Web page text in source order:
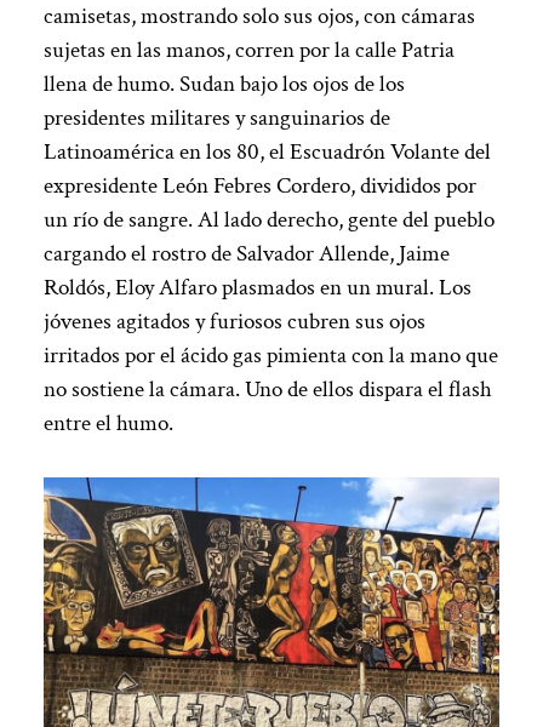
camisetas, mostrando solo sus ojos, con cámaras
sujetas en las manos, corren por la calle Patria
llena de humo. Sudan bajo los ojos de los
presidentes militares y sanguinarios de
Latinoamérica en los 80, el Escuadrón Volante del
expresidente León Febres Cordero, divididos por
un río de sangre. Al lado derecho, gente del pueblo
cargando el rostro de Salvador Allende, Jaime
Roldós, Eloy Alfaro plasmados en un mural. Los
jóvenes agitados y furiosos cubren sus ojos
irritados por el ácido gas pimienta con la mano que
no sostiene la cámara. Uno de ellos dispara el flash
entre el humo.